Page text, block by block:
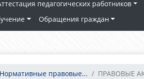
педагогических работников
Обращения граждан
правовые... ПРАВОВЫЕ